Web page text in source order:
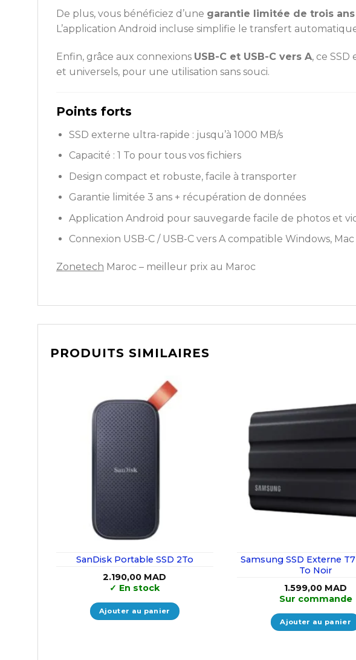
De plus, vous bénéficiez d’une garantie limitée de trois ans
L’application Android incluse simplifie le transfert
Enfin, grâce aux connexions USB-C et USB-C vers A, ce
et universels, pour une utilisation sans souci.
Points forts
SSD externe ultra-rapide : jusqu’à 1000 MB/s
Capacité : 1 To pour tous vos fichiers
Design compact et robuste, facile à transporter
Garantie limitée 3 ans + récupération de données
Application Android pour sauvegarde facile de photos et
Connexion USB-C / USB-C vers A compatible Windows,
Zonetech Maroc – meilleur prix au Maroc
PRODUITS SIMILAIRES
SanDisk Portable SSD 2To
2.190,00 MAD
✓ En stock
Ajouter au panier
Samsung SSD Externe T7
To Noir
1.599,00 MAD
Sur commande
Ajouter au panier